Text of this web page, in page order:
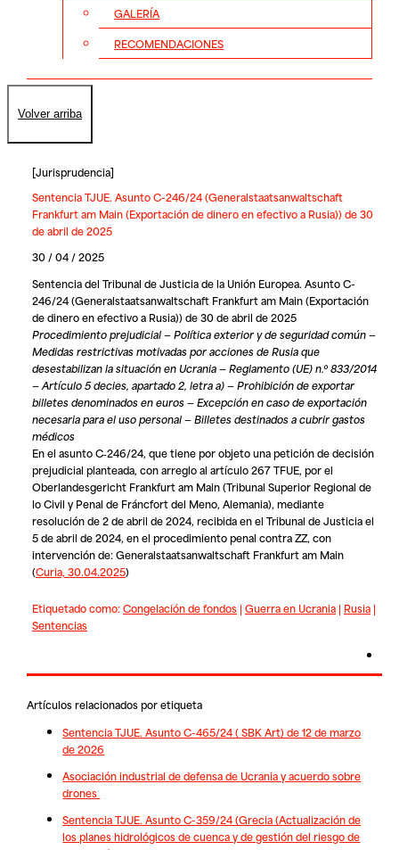
GALERÍA
RECOMENDACIONES
Volver arriba
[Jurisprudencia]
Sentencia TJUE. Asunto C-246/24 (Generalstaatsanwaltschaft
Frankfurt am Main (Exportación de dinero en efectivo a Rusia)) de 30
de abril de 2025
30 / 04 / 2025
Sentencia del Tribunal de Justicia de la Unión Europea. Asunto C-
246/24 (Generalstaatsanwaltschaft Frankfurt am Main (Exportación
de dinero en efectivo a Rusia)) de 30 de abril de 2025
Procedimiento prejudicial — Política exterior y de seguridad común —
Medidas restrictivas motivadas por acciones de Rusia que
desestabilizan la situación en Ucrania — Reglamento (UE) n.º 833/2014
— Artículo 5 decies, apartado 2, letra a) — Prohibición de exportar
billetes denominados en euros — Excepción en caso de exportación
necesaria para el uso personal — Billetes destinados a cubrir gastos
médicos
En el asunto C‑246/24, que tiene por objeto una petición de decisión
prejudicial planteada, con arreglo al artículo 267 TFUE, por el
Oberlandesgericht Frankfurt am Main(Tribunal Superior Regional de
lo Civil y Penal de Fráncfort del Meno, Alemania), mediante
resolución de 2 de abril de 2024, recibida en el Tribunal de Justicia el
5 de abril de 2024, en el procedimiento penal contraZZ, con
intervención de:Generalstaatsanwaltschaft Frankfurt am Main
(Curia, 30.04.2025)
Etiquetado como:Congelación de fondos| Guerra en Ucrania| Rusia|
Sentencias
Artículos relacionados por etiqueta
Sentencia TJUE. Asunto C-465/24 ( SBK Art) de 12 de marzo
de 2026
Asociación industrial de defensa de Ucrania y acuerdo sobre
drones
Sentencia TJUE. Asunto C-359/24 (Grecia (Actualización de
los planes hidrológicos de cuenca y de gestión del riesgo de